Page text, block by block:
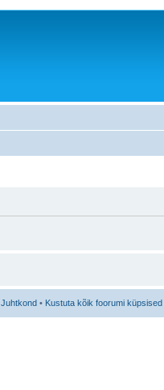
Juhtkond • Kustuta kõik foorumi küpsised